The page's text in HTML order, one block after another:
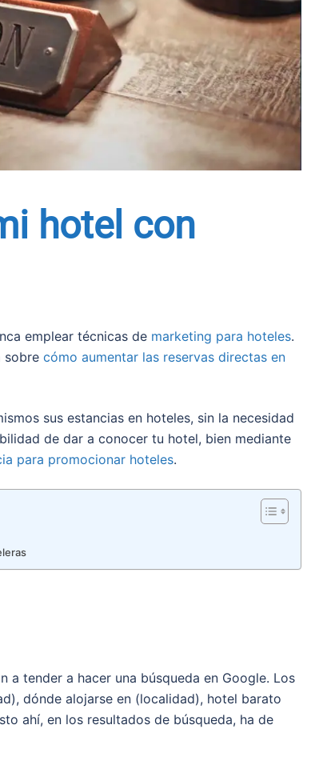
hotel con
emplear técnicas de marketing para hoteles.
sobre cómo aumentar las reservas directas en
sus estancias en hoteles, sin la necesidad
de dar a conocer tu hotel, bien mediante
para promocionar hoteles.
a tender a hacer una búsqueda en Google. Los
dónde alojarse en (localidad), hotel barato
ahí, en los resultados de búsqueda, ha de